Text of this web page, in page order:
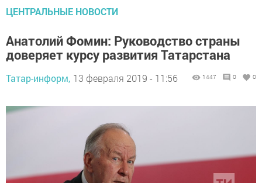
ЦЕНТРАЛЬНЫЕ НОВОСТИ
Анатолий Фомин: Руководство страны
доверяет курсу развития Татарстана
Татар-информ, 13 февраля 2019 - 11:56 1447 0 0